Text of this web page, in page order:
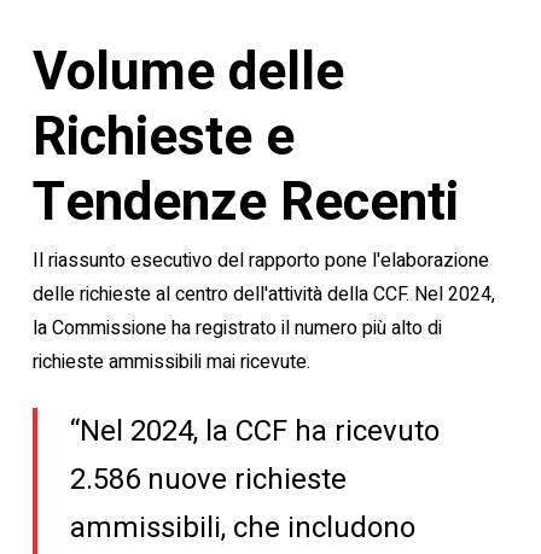
Volume delle
Richieste e
Tendenze Recenti
Il riassunto esecutivo del rapporto pone l'elaborazione
delle richieste al centro dell'attività della CCF. Nel 2024,
la Commissione ha registrato il numero più alto di
richieste ammissibili mai ricevute.
“Nel 2024, la CCF ha ricevuto
2.586 nuove richieste
ammissibili, che includono